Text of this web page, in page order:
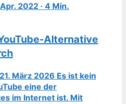
2022 · 4 Min.
Alternative
März 2026 Es ist kein
eine der
im Internet ist. Mit